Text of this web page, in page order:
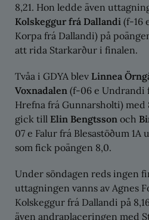
8,21. Hon ledde även
Kolskeggur frá Dallandi (f-16
Korpa frá Dallandi) på
att rida Starkarður i finalen.
Tvåa i GDYA blev Linnea
Voxnadalen (f-06 e Undrandi
Hrefna frá Gunnarsholti) med
gick till Elin Bengtsson och
07 e Falur frá Blesastöðum 1A
som fick poängen 8,0.
Under söndagen reds ingen
uttagningen vanns av Agnes
Kolskeggur frá Dallandi på
även andraplaceringen med